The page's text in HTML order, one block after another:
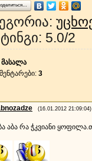
:
: 5.0/2
მასალა
: 3
(16.01.2012 21:09:04)
აბა რა ჭკვიანი